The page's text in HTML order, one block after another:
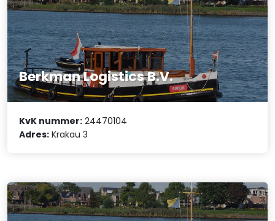
Berkman Logistics B.V.
KvK nummer: 24470104
Adres: Krakau 3